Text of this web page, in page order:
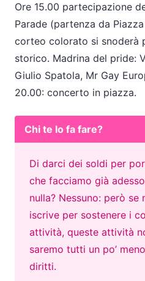
Ore 15.00 partecipazione
Parade (partenza da
corteo colorato si snoderà
storico. Madrina del pride:
Giulio Spatola, Mr Gay
20.00: concerto in piazza.
Chi te lo fa fare?
Di darci dei soldi per
che facciamo già
nulla? Nessuno: però se
iscrive per sostenere i
attività, queste attività
saremo tutti un po’
diritti.